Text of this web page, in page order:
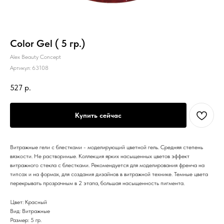
Color Gel ( 5 гр.)
Alex Beauty Concept
Артикул: 63108
527 р.
Купить сейчас
Витражные гели с блестками - моделирующий цветной гель. Средняя степень
вязкости. Не растворимые. Коллекция ярких насыщенных цветов эффект
витражного стекла с блестками. Рекомендуется для моделирования френча на
типсах и на формах, для создания дизайнов в витражной технике. Темные цвета
перекрывать прозрачным в 2 этапа, большая насыщенность пигмента.
Цвет: Красный
Вид: Витражные
Размер: 5 гр.